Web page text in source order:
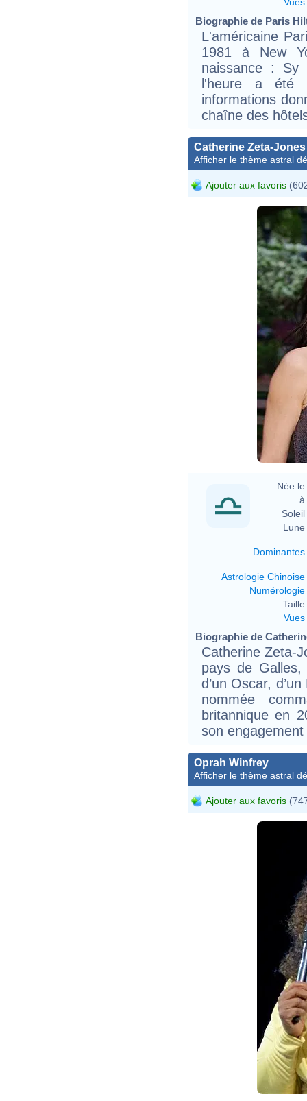
Biographie de Paris
L'américaine
1981 à New
naissance : Sy
l'heure a été
informations
chaîne des
Catherine Zeta-Jones
Afficher le thème astral
Ajouter aux favoris
Née le
à
Soleil
Lune
Dominantes
Astrologie Chinoise
Numérologie
Taille
Vues
Biographie de
Catherine Zeta-
pays de
d’un Oscar,
nommée
britannique en
son
Oprah Winfrey
Afficher le thème astral
Ajouter aux favoris